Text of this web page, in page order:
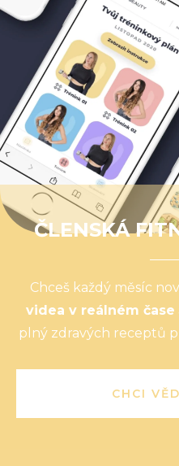
ČLENSKÁ
Chceš každý měsíc
videa v reálném čase
plný zdravých receptů
CHCI